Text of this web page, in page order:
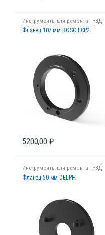
Инструменты для ремонта ТНВД
Фланец 107 мм BOSCH CP2
5200,00 ₽
Инструменты для ремонта ТНВД
Фланец 50 мм DELPHI